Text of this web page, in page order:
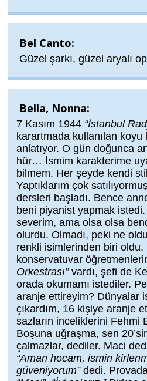
Bel Canto:
Güzel şarkı, güzel aryalı
Bella, Nonna:
7 Kasım 1944 “İstanbul
karartmada kullanılan koyu
anlatıyor. O gün doğunca
hür… İsmim karakterime
bilmem. Her şeyde kendi
Yaptıklarım çok
dersleri başladı. Bence
beni piyanist yapmak
severim, ama olsa olsa
olurdu. Olmadı, peki ne
renkli isimlerinden biri oldu.
konservatuvar
Orkestrası” vardı, şefi de
orada okumamı istediler.
aranje ettireyim? Dünyalar
çıkardım, 16 kişiye aranje
sazların inceliklerini Fehmi
Boşuna uğraşma, sen
çalmazlar, dediler. Maci
“Aman hocam, ismin
güveniyorum”dedi.